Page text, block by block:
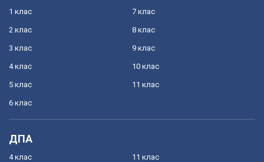
1 клас
2 клас
3 клас
4 клас
5 клас
6 клас
7 клас
8 клас
9 клас
10 клас
11 клас
ДПА
4 клас 11 клас